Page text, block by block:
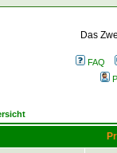
Das
FAQ